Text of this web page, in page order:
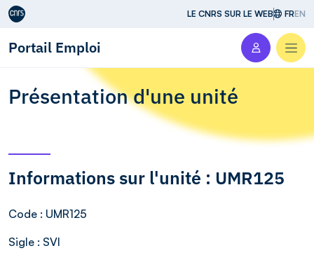
Aller au contenu LE CNRS SUR LE WEB FREN
Portail Emploi
Présentation d'une unité
Informations sur l'unité : UMR125
Code : UMR125
Sigle : SVI